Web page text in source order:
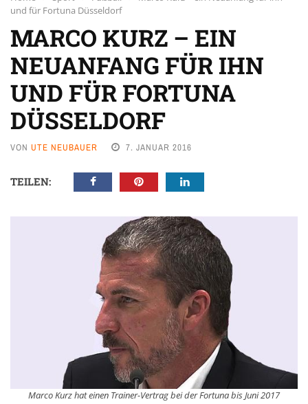
und für Fortuna Düsseldorf
MARCO KURZ – EIN
NEUANFANG FÜR IHN
UND FÜR FORTUNA
DÜSSELDORF
VON UTE NEUBAUER 7. JANUAR 2016
TEILEN:
Marco Kurz hat einen Trainer-Vertrag bei der Fortuna bis Juni 2017